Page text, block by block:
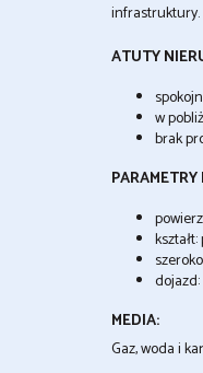
infrastruktury.
ATUTY
w
brak
MEDIA:
Gaz, woda i